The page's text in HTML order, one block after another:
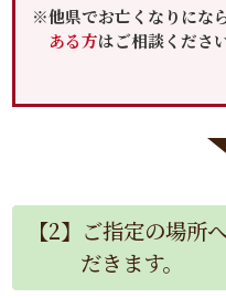
※他県でお亡くなりにな
ある方はご相談ください
【2】ご指定の場所
だきます。